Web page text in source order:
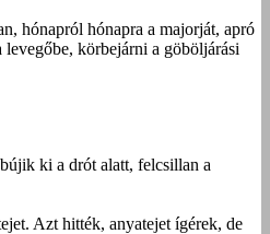
hónapról hónapra a majorját, apró
körbejárni a göböljárási
ki a drót alatt, felcsillan a
Azt hitték, anyatejet ígérek, de